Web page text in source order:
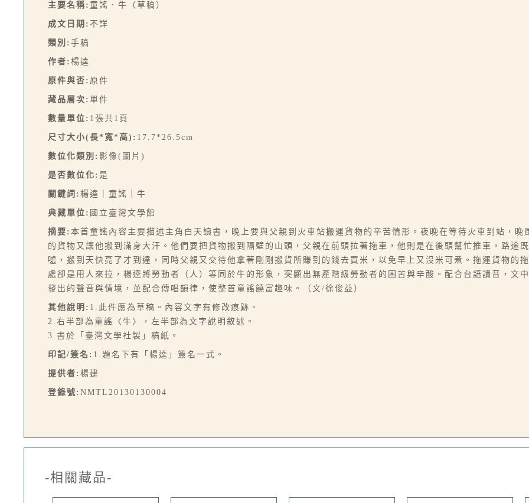
主要名稱: 童謠．牛（草稿）
成文日期: 不詳
類別: 手稿
作者: 楊逵
原件與否: 原件
藏品層次: 單件
數量單位: 1張共1頁
尺寸大小(長*寬*高): 17.7*26.5cm
數位化類別: 影像(圖片)
是否數位化: 是
關鍵詞: 楊逵｜童謠｜牛
典藏單位: 國立臺灣文學館
摘要: 本首童謠內容主要描述主角白天讀書，晚上要與父親到火車站搬運貨物的辛苦情形。夜晚在等待火車到站，
的貨物又讓他搬到滿身大汗。他們要把貨物搬到隔壁的山頭，父親在前頭拉著拖車，他則是在後頭幫忙推車，路途
噓，搬到天快亮了才到達，同時父親又交待他拿著剛剛搬貨所賺到的錢去買米，以免早上又沒米可煮。拖運貨物的
處卻是用人來拉，楊逵將勞動者（人）等同於牛的形象，突顯出無產階級勞動者的困苦與辛酸。配合台語讀音，文
發出的聲音與情境，並配合傳唱韻律，使整首童謠饒富趣味。（文/徐俊益）
其他說明: 1.此件應為草稿。內容文字有修改痕跡。
2.右半部為童謠〈牛〉，左半部為文字說明敘述。
3.書於「臺灣文學社製」稿紙。
印記/簽名: 1.題名下有「楊逵」簽名一式。
提供者: 楊建
登錄號: NMTL20130130004
-相關藏品-